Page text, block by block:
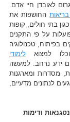
לאובדן חיי אדם.
החושפות את
בתי חולים, קופות
על פי התקנים
בפיתוח, טכנולוגיה
למצואלימודי
ידע נרחב. למעשה
מסדרות ומארגנות
לנתונים מדעיים,
ודימות